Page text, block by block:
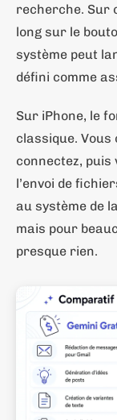
recherche. Sur
long sur le
système peut
défini comme
Sur iPhone, le
classique. Vous
connectez, puis
l’envoi de
au système de
mais pour
presque rien.